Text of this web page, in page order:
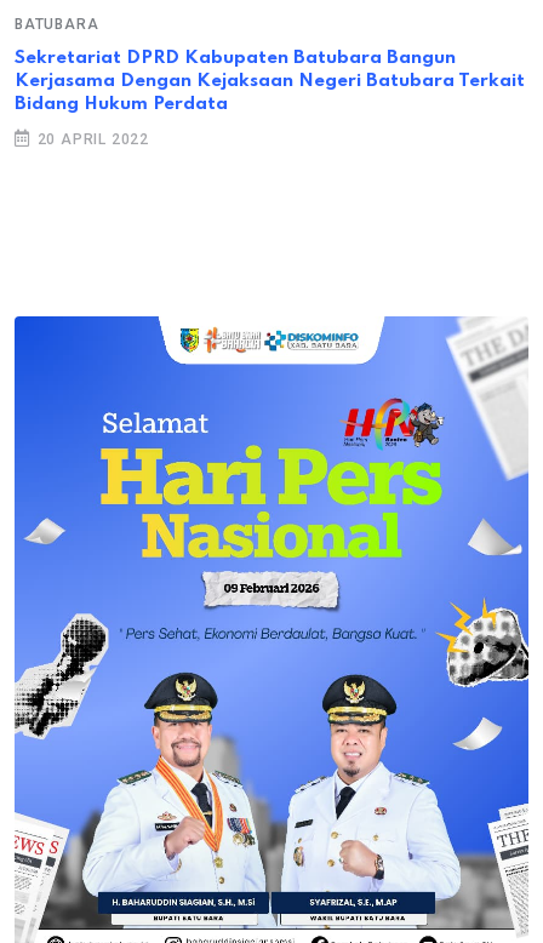
BATUBARA
Sekretariat DPRD Kabupaten Batubara Bangun
Kerjasama Dengan Kejaksaan Negeri Batubara Terkait
Bidang Hukum Perdata
20 APRIL 2022